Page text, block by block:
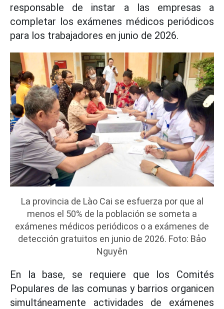
responsable de instar a las empresas a
completar los exámenes médicos periódicos
para los trabajadores en junio de 2026.
La provincia de Lào Cai se esfuerza por que al
menos el 50% de la población se someta a
exámenes médicos periódicos o a exámenes de
detección gratuitos en junio de 2026. Foto: Bảo
Nguyên
En la base, se requiere que los Comités
Populares de las comunas y barrios organicen
simultáneamente actividades de exámenes